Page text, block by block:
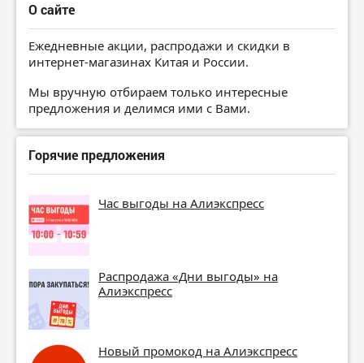
О сайте
Ежедневные акции, распродажи и скидки в
интернет-магазинах Китая и России.
Мы вручную отбираем только интересные
предложения и делимся ими с Вами.
Горячие предложения
Час выгоды на Алиэкспресс
Распродажа «Дни выгоды» на
Алиэкспресс
Новый промокод на Алиэкспресс